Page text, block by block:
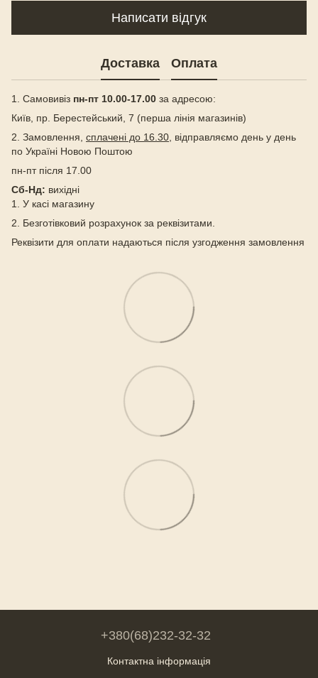
Написати відгук
Доставка Оплата
1. Самовивіз пн-пт 10.00-17.00 за адресою:
Київ, пр. Берестейський, 7 (перша лінія магазинів)
2. Замовлення, сплачені до 16.30, відправляємо день у день
по Україні Новою Поштою
пн-пт після 17.00
Сб-Нд: вихідні
1. У касі магазину
2. Безготівковий розрахунок за реквізитами.
Реквізити для оплати надаються після узгодження замовлення
+380(68)232-32-32
Контактна інформація